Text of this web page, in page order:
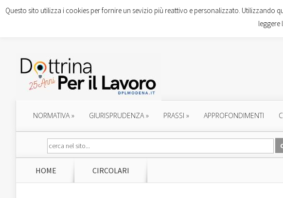
NORMATIVA» GIURISPRUDENZA» PRASSI » APPROFONDIMENTI
HOME CIRCOLARI
Questo sito utilizza i cookies per fornire un sevizio più reattivo e personalizzato. Utilizzando
leggere